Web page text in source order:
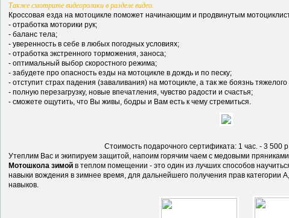
Также смотрите видеоролики в разделе видео.
Кроссовая езда на мотоцикле поможет начинающим и продвинутым
- отработка моторики рук;
- баланс тела;
- уверенность в себе в любых погодных условиях;
- отработка экстренного торможения, заноса;
- оптимальный выбор скоростного режима;
- забудете про опасность езды на мотоцикле в дождь и по песку;
- отступит страх падения (заваливания) на мотоцикле, а так же боязнь
- полную перезагрузку, новые впечатления, чувство радости и счастья;
- сможете ощутить, что Вы живы, бодры и Вам есть к чему стремиться.
Стоимость подарочного сертификата: 1 час. - 3 500
Утеплим Вас и экипируем защитой, напоим горячим чаем с медовыми
Мотошкола зимой в теплом помещении - это один из лучших способов
навыки вождения в зимнее время, для дальнейшего получения прав категории
навыков.